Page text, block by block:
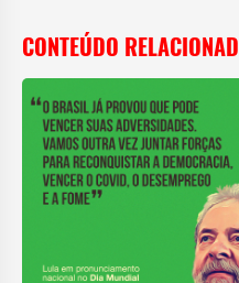
CONTEÚDO